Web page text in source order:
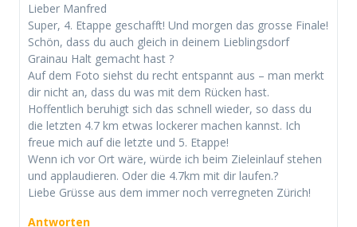
Lieber Manfred
Super, 4. Etappe geschafft! Und morgen das grosse Finale!
Schön, dass du auch gleich in deinem Lieblingsdorf
Grainau Halt gemacht hast ?
Auf dem Foto siehst du recht entspannt aus – man merkt
dir nicht an, dass du was mit dem Rücken hast.
Hoffentlich beruhigt sich das schnell wieder, so dass du
die letzten 4.7 km etwas lockerer machen kannst. Ich
freue mich auf die letzte und 5. Etappe!
Wenn ich vor Ort wäre, würde ich beim Zieleinlauf stehen
und applaudieren. Oder die 4.7km mit dir laufen.?
Liebe Grüsse aus dem immer noch verregneten Zürich!
Antworten